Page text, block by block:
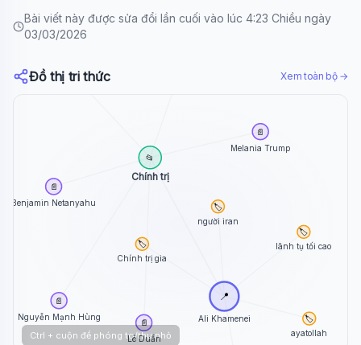
Bài viết này được sửa đổi lần cuối vào lúc 4:23 Chiều ngày
03/03/2026
Đồ thị tri thức Xem toàn bộ →
Ali Khamenei
📍
Chính trị
📂
Lê Duẩn
📄
Benjamin Netanyahu
📄
Melania Trump
📄
Nguyễn Mạnh Hùng
📄
Hội Liên hiệp Phụ...
ayatollah
🏷️
Chính trị gia
🏷️ lãnh tụ tối cao
🏷️
người iran
🏷️
Ctrl + cuộn để phóng to/thu nhỏ